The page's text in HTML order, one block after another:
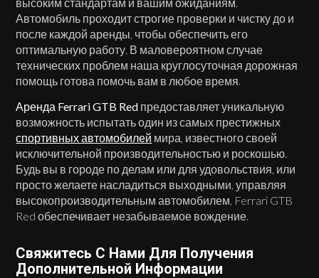
высоким стандартам и вашим ожиданиям.
Автомобиль проходит строгие проверки и чистку до и
после каждой аренды, чтобы обеспечить его
оптимальную работу. В маловероятном случае
технических проблем наша круглосуточная дорожная
помощь готова помочь вам в любое время.
Аренда Ferrari GTB Red предоставляет уникальную
возможность испытать один из самых престижных
спортивных автомобилей мира, известного своей
исключительной производительностью и роскошью.
Будь вы в городе по делам или для удовольствия, или
просто желаете насладиться выходными, управляя
высокопроизводительным автомобилем, Ferrari GTB
Red обеспечивает незабываемое вождение.
Свяжитесь С Нами Для Получения
Дополнительной Информации